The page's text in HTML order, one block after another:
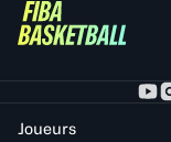
Joueurs